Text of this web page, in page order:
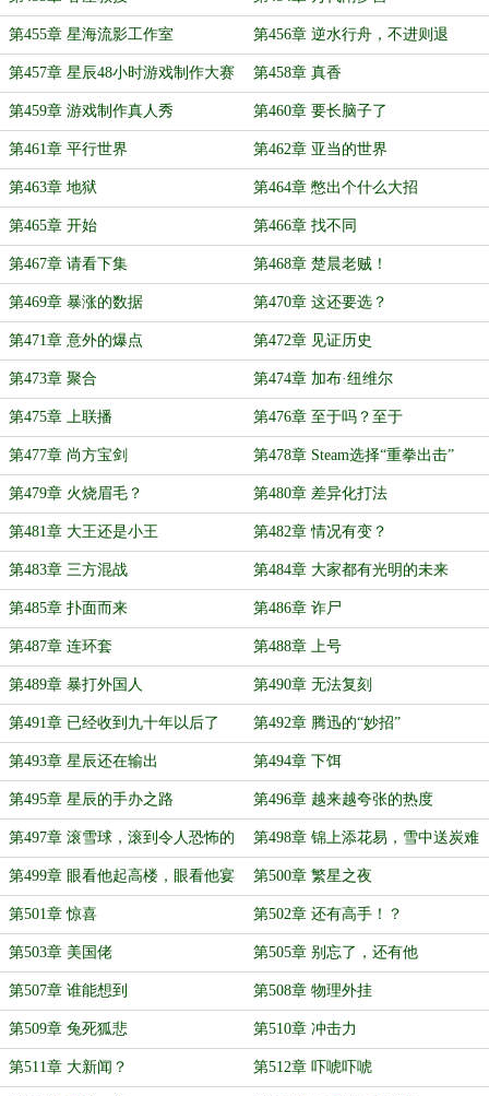
第455章 星海流影工作室 第456章 逆水行舟，不进则退
第457章 星辰48小时游戏制作大赛 第458章 真香
第459章 游戏制作真人秀 第460章 要长脑子了
第461章 平行世界 第462章 亚当的世界
第463章 地狱 第464章 憋出个什么大招
第465章 开始 第466章 找不同
第467章 请看下集 第468章 楚晨老贼！
第469章 暴涨的数据 第470章 这还要选？
第471章 意外的爆点 第472章 见证历史
第473章 聚合 第474章 加布·纽维尔
第475章 上联播 第476章 至于吗？至于
第477章 尚方宝剑 第478章 Steam选择“重拳出击”
第479章 火烧眉毛？ 第480章 差异化打法
第481章 大王还是小王 第482章 情况有变？
第483章 三方混战 第484章 大家都有光明的未来
第485章 扑面而来 第486章 诈尸
第487章 连环套 第488章 上号
第489章 暴打外国人 第490章 无法复刻
第491章 已经收到九十年以后了 第492章 腾迅的“妙招”
第493章 星辰还在输出 第494章 下饵
第495章 星辰的手办之路 第496章 越来越夸张的热度
第497章 滚雪球，滚到令人恐怖的
量级
第498章 锦上添花易，雪中送炭难
第499章 眼看他起高楼，眼看他宴
宾客
第500章 繁星之夜
第501章 惊喜 第502章 还有高手！？
第503章 美国佬 第505章 别忘了，还有他
第507章 谁能想到 第508章 物理外挂
第509章 兔死狐悲 第510章 冲击力
第511章 大新闻？ 第512章 吓唬吓唬